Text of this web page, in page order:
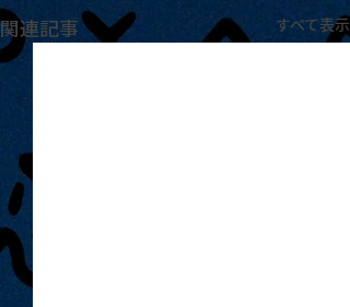
関連記事 すべて表示